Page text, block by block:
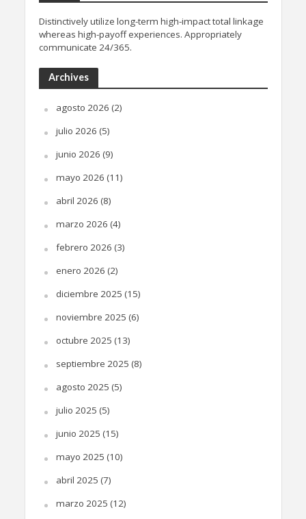
Distinctively utilize long-term high-impact total linkage
whereas high-payoff experiences. Appropriately
communicate 24/365.
Archives
agosto 2026 (2)
julio 2026 (5)
junio 2026 (9)
mayo 2026 (11)
abril 2026 (8)
marzo 2026 (4)
febrero 2026 (3)
enero 2026 (2)
diciembre 2025 (15)
noviembre 2025 (6)
octubre 2025 (13)
septiembre 2025 (8)
agosto 2025 (5)
julio 2025 (5)
junio 2025 (15)
mayo 2025 (10)
abril 2025 (7)
marzo 2025 (12)